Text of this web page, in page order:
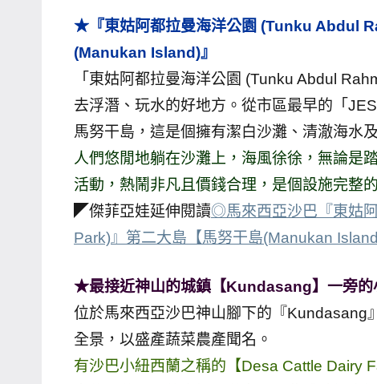
及
遊
誌
專
欄、
觀
局
合
達
人
對
象。
★『東姑阿都拉曼海洋公園 (Tunku Abdul
(Manukan Island)』
「東姑阿都拉曼海洋公園 (Tunku Abdul
去浮潛、玩水的好地方。從市區最早的「
馬努干島，這是個擁有潔白沙灘、清澈海水
人們悠閒地躺在沙灘上，海風徐徐，無論是
活動，熱鬧非凡且價錢合理，是個設施完整
◤傑菲亞娃延伸閱讀◎馬來西亞沙巴『東姑
Park)』第二大島【馬努干島(Manukan
★最接近神山的城鎮【Kundasang】一旁的
位於馬來西亞沙巴神山腳下的『Kundasang
全景，以盛產蔬菜農產聞名。
有沙巴小紐西蘭之稱的【Desa Cattle Dairy